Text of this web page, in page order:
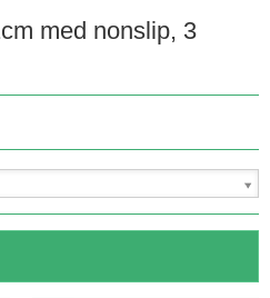
med nonslip, 3